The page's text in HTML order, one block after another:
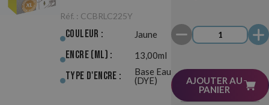
LC225XL Jaune
Réf. : CCBRLC225Y
Couleur : Jaune
Encre (ml) : 13,00ml
Type d'Encre :
Base Eau
(DYE)
AJOUTER AU
PANIER